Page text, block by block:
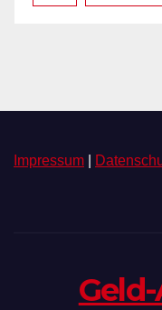
Impressum